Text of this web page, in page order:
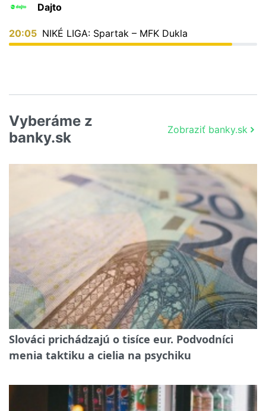
Dajto
20:05 NIKÉ LIGA: Spartak – MFK Dukla
Vyberáme z
banky.sk
Zobraziť banky.sk
Slováci prichádzajú o tisíce eur. Podvodníci
menia taktiku a cielia na psychiku